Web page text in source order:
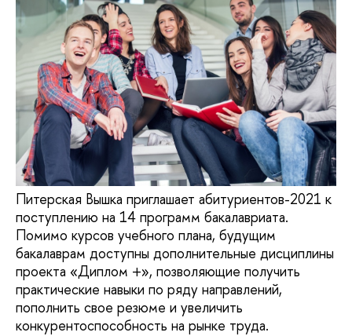
Питерская Вышка приглашает абитуриентов-2021 к
поступлению на 14 программ бакалавриата.
Помимо курсов учебного плана, будущим
бакалаврам доступны дополнительные дисциплины
проекта «Диплом +», позволяющие получить
практические навыки по ряду направлений,
пополнить свое резюме и увеличить
конкурентоспособность на рынке труда.